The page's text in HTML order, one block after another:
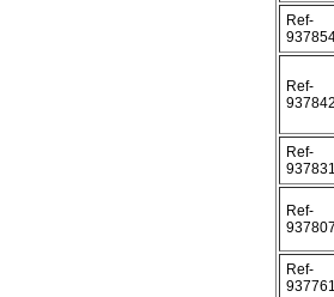
Ref-
Ref-
Ref-
Ref-
Ref-